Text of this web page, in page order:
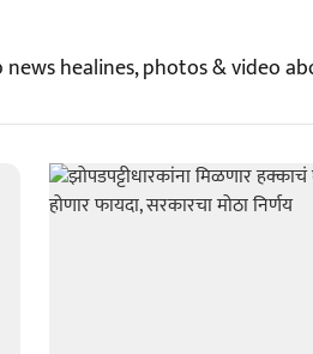
healines, photos & video